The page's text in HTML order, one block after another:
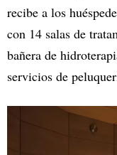
recibe a los
con 14 salas de
bañera de
servicios de